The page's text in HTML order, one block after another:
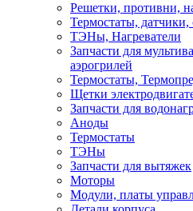
Решетки, противни,
Термостаты, датчики,
ТЭНы, Нагреватели
Запчасти для
аэрогрилей
Термостаты,
Щетки
Запчасти для
Аноды
Термостаты
ТЭНы
Запчасти для вытяжек
Моторы
Модули, платы